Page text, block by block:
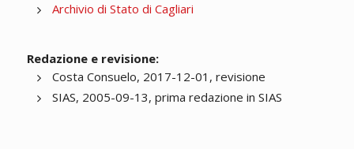
Archivio di Stato di Cagliari
Redazione e revisione:
Costa Consuelo, 2017-12-01, revisione
SIAS, 2005-09-13, prima redazione in SIAS